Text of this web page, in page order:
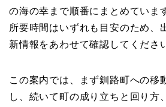
の海の幸まで順番にまとめていま
所要時間はいずれも目安のため、
新情報をあわせて確認してくださ
この案内では、まず釧路町への移
し、続いて町の成り立ちと回り方